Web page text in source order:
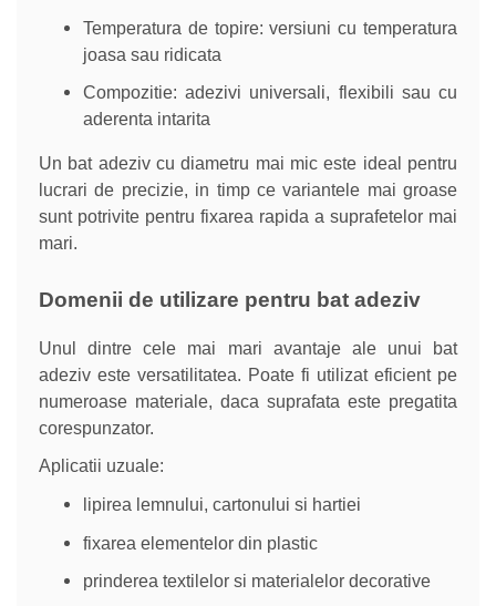
Temperatura de topire: versiuni cu temperatura
joasa sau ridicata
Compozitie: adezivi universali, flexibili sau cu
aderenta intarita
Un bat adeziv cu diametru mai mic este ideal pentru
lucrari de precizie, in timp ce variantele mai groase
sunt potrivite pentru fixarea rapida a suprafetelor mai
mari.
Domenii de utilizare pentru bat adeziv
Unul dintre cele mai mari avantaje ale unui bat
adeziv este versatilitatea. Poate fi utilizat eficient pe
numeroase materiale, daca suprafata este pregatita
corespunzator.
Aplicatii uzuale:
lipirea lemnului, cartonului si hartiei
fixarea elementelor din plastic
prinderea textilelor si materialelor decorative